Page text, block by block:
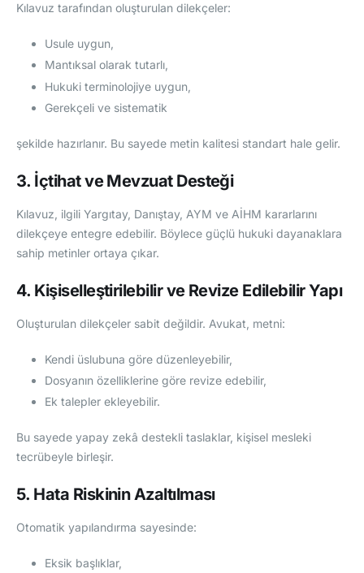
Kılavuz tarafından oluşturulan dilekçeler:
Usule uygun,
Mantıksal olarak tutarlı,
Hukuki terminolojiye uygun,
Gerekçeli ve sistematik
şekilde hazırlanır. Bu sayede metin kalitesi standart hale gelir.
3. İçtihat ve Mevzuat Desteği
Kılavuz, ilgili Yargıtay, Danıştay, AYM ve AİHM kararlarını
dilekçeye entegre edebilir. Böylece güçlü hukuki dayanaklara
sahip metinler ortaya çıkar.
4. Kişiselleştirilebilir ve Revize Edilebilir Yapı
Oluşturulan dilekçeler sabit değildir. Avukat, metni:
Kendi üslubuna göre düzenleyebilir,
Dosyanın özelliklerine göre revize edebilir,
Ek talepler ekleyebilir.
Bu sayede yapay zekâ destekli taslaklar, kişisel mesleki
tecrübeyle birleşir.
5. Hata Riskinin Azaltılması
Otomatik yapılandırma sayesinde:
Eksik başlıklar,